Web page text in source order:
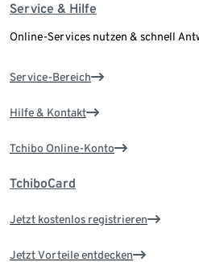
Service & Hilfe
Online-Services nutzen & schnell
Service-Bereich
Hilfe & Kontakt
Tchibo Online-Konto
TchiboCard
Jetzt kostenlos registrieren
Jetzt Vorteile entdecken